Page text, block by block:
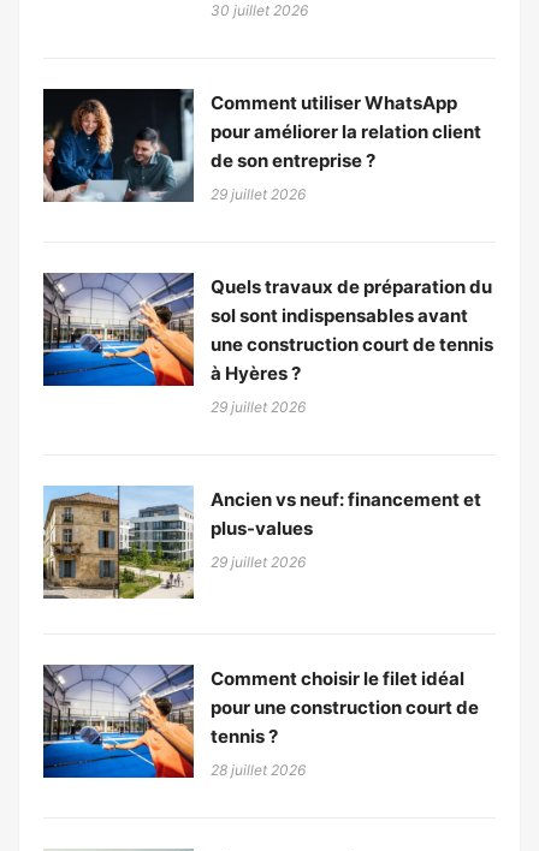
30 juillet 2026
Comment utiliser WhatsApp
pour améliorer la relation client
de son entreprise ?
29 juillet 2026
Quels travaux de préparation du
sol sont indispensables avant
une construction court de tennis
à Hyères ?
29 juillet 2026
Ancien vs neuf: financement et
plus-values
29 juillet 2026
Comment choisir le filet idéal
pour une construction court de
tennis ?
28 juillet 2026